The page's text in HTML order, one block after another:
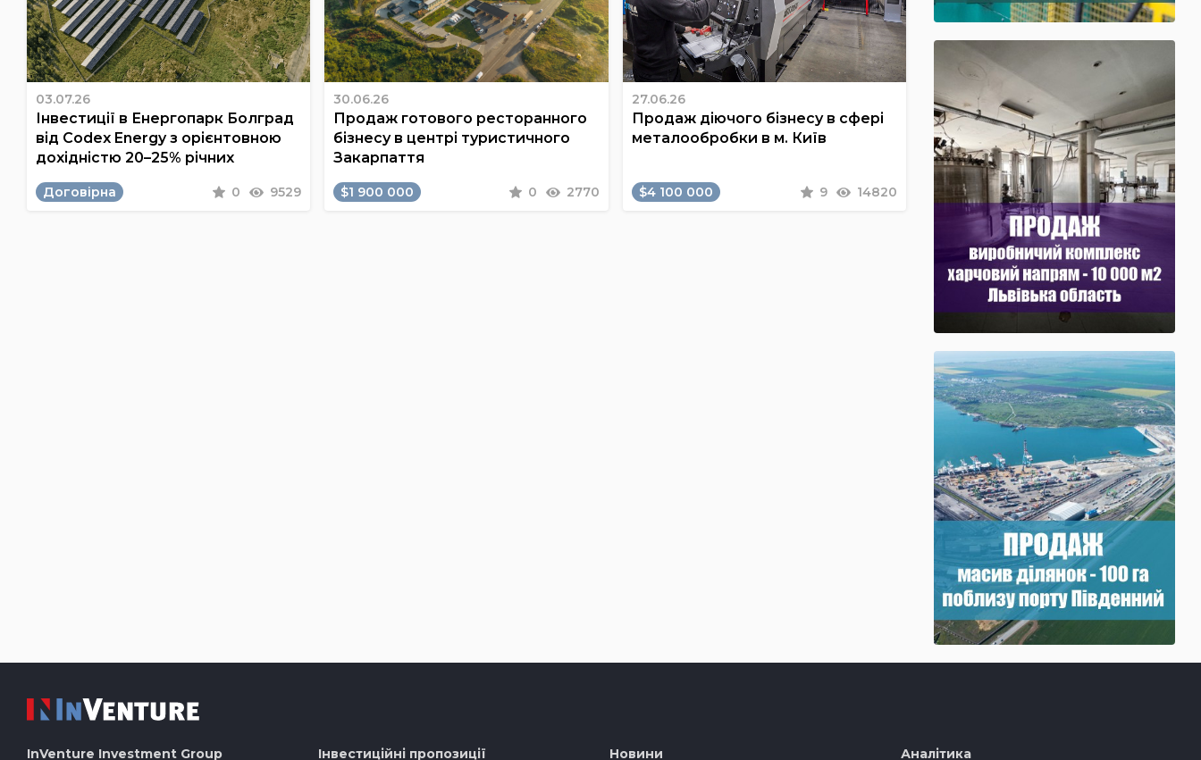
03.07.26
Інвестиції в Енергопарк Болград
від Codex Energy з орієнтовною
дохідністю 20–25% річних
Договірна 0 9529
30.06.26
Продаж готового ресторанного
бізнесу в центрі туристичного
Закарпаття
$1 900 000 0 2770
27.06.26
Продаж діючого бізнесу в сфері
металообробки в м. Київ
$4 100 000 9 14820
InVenture Investment Group Інвестиційні пропозиції Новини Аналітика